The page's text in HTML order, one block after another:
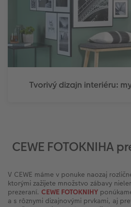
Tvorivý dizajn interiéru:
CEWE FOTOKNIHA
V CEWE máme v ponuke naozaj
ktorými zažijete množstvo zábavy
prezeraní. CEWE FOTOKNIHY
a s rôznymi dizajnovými prvkami, aj